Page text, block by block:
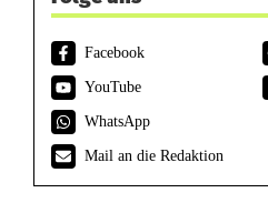
Facebook
YouTube
WhatsApp
Mail an die Redaktion